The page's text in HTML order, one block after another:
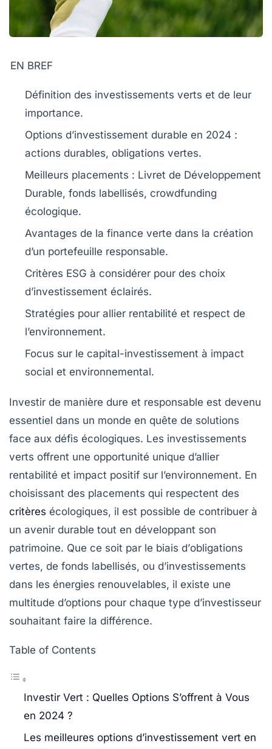
EN BREF
Définition des investissements verts et de leur
importance.
Options d’investissement durable en 2024 :
actions durables, obligations vertes.
Meilleurs placements : Livret de Développement
Durable, fonds labellisés, crowdfunding
écologique.
Avantages de la finance verte dans la création
d’un portefeuille responsable.
Critères ESG à considérer pour des choix
d’investissement éclairés.
Stratégies pour allier rentabilité et respect de
l’environnement.
Focus sur le capital-investissement à impact
social et environnemental.
Investir de manière dure et responsable est devenu
essentiel dans un monde en quête de solutions
face aux défis écologiques. Les investissements
verts offrent une opportunité unique d’allier
rentabilité et impact positif sur l’environnement. En
choisissant des placements qui respectent des
critères écologiques, il est possible de contribuer à
un avenir durable tout en développant son
patrimoine. Que ce soit par le biais d’obligations
vertes, de fonds labellisés, ou d’investissements
dans les énergies renouvelables, il existe une
multitude d’options pour chaque type d’investisseur
souhaitant faire la différence.
Table of Contents
Investir Vert : Quelles Options S’offrent à Vous
en 2024 ?
Les meilleures options d’investissement vert en